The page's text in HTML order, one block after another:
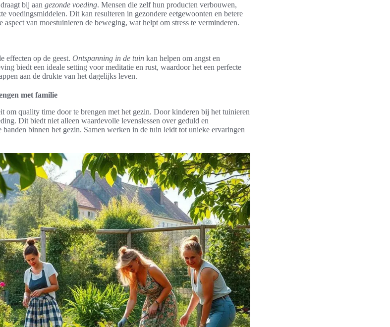
bij aan gezonde voeding. Mensen die zelf hun producten verbouwen,
voedingsmiddelen. Dit kan resulteren in gezondere eetgewoonten en betere
aspect van moestuinieren de beweging, wat helpt om stress te verminderen.
effecten op de geest. Ontspanning in de tuin kan helpen om angst en
biedt een ideale setting voor meditatie en rust, waardoor het een perfecte
aan de drukte van het dagelijks leven.
met familie
om quality time door te brengen met het gezin. Door kinderen bij het tuinieren
Dit biedt niet alleen waardevolle levenslessen over geduld en
binnen het gezin. Samen werken in de tuin leidt tot unieke ervaringen